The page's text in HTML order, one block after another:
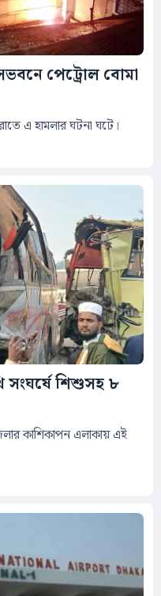
পেট্রোল বোমা
এ হামলার ঘটনা ঘটে।
শিশুসহ ৮
কাশিকাপন এলাকায় এই